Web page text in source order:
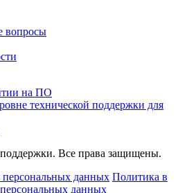
вопросы
на ПО
технической поддержки для
Все права защищены.
персональных данных Политика в
данных